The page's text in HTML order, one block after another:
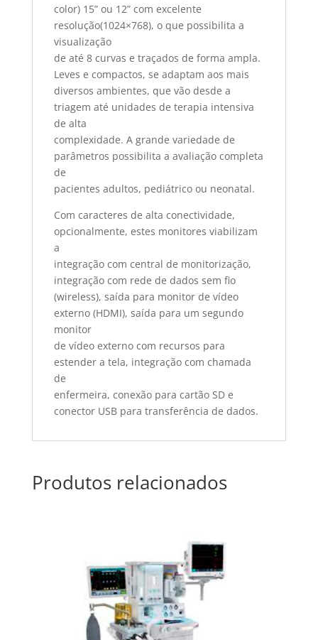
color) 15” ou 12” com excelente
resolução(1024×768), o que possibilita a
visualização
de até 8 curvas e traçados de forma ampla.
Leves e compactos, se adaptam aos mais
diversos ambientes, que vão desde a
triagem até unidades de terapia intensiva
de alta
complexidade. A grande variedade de
parâmetros possibilita a avaliação completa
de
pacientes adultos, pediátrico ou neonatal.
Com caracteres de alta conectividade,
opcionalmente, estes monitores viabilizam
a
integração com central de monitorização,
integração com rede de dados sem fio
(wireless), saída para monitor de vídeo
externo (HDMI), saída para um segundo
monitor
de vídeo externo com recursos para
estender a tela, integração com chamada
de
enfermeira, conexão para cartão SD e
conector USB para transferência de dados.
Produtos relacionados